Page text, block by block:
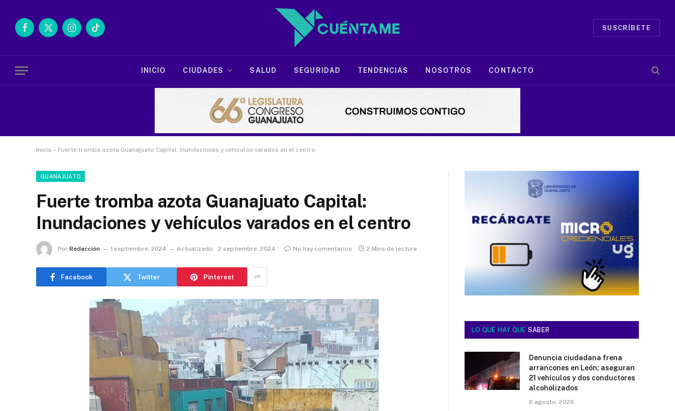
Facebook
X
InstagramTikTok
SUSCRÍBETE
INICIO CIUDADES SALUD SEGURIDAD TENDENCIAS NOSOTROS CONTACTO
Inicio » Fuerte tromba azota Guanajuato Capital: Inundaciones y vehículos varados en el centro
GUANAJUATO
Fuerte tromba azota Guanajuato Capital:
Inundaciones y vehículos varados en el centro
Por Redacción 1 septiembre, 2024 Actualizado: 2 septiembre, 2024 No hay comentarios 2 Mins de lectura
Facebook Twitter Pinterest
LO QUE HAY QUE SABER
Denuncia ciudadana frena
arrancones en León; aseguran
21 vehículos y dos conductores
alcoholizados
6 agosto, 2026